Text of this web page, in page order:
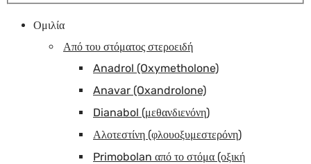
Ομιλία
Από του στόματος στεροειδή
Anadrol (Oxymetholone)
Anavar (Oxandrolone)
Dianabol (μεθανδιενόνη)
Αλοτεστίνη (φλουοξυμεστερόνη)
Primobolan από το στόμα (οξική